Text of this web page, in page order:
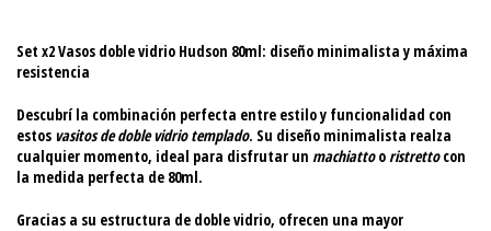
Set x2 Vasos doble vidrio Hudson 80ml: diseño minimalista y máxima
resistencia
Descubrí la combinación perfecta entre estilo y funcionalidad con
estos vasitos de doble vidrio templado. Su diseño minimalista realza
cualquier momento, ideal para disfrutar un machiattoo ristrettocon
la medida perfecta de 80ml.
Gracias a su estructura de doble vidrio, ofrecen una mayor